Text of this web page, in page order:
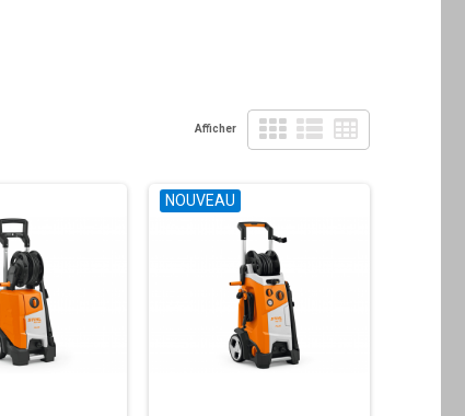
Afficher
NOUVEAU